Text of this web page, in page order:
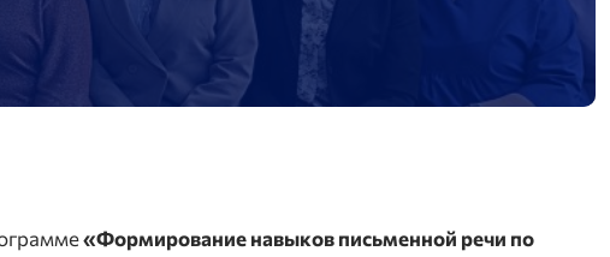
«Формирование навыков письменной речи по